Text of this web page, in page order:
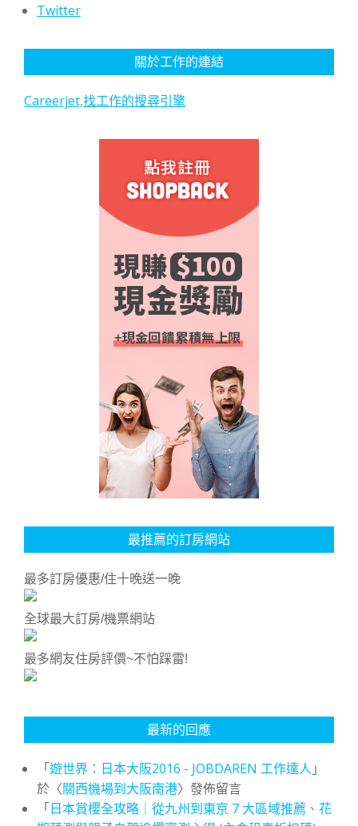
Twitter
關於工作的連結
Careerjet,找工作的搜尋引擎
最推薦的訂房網站
最多訂房優惠/住十晚送一晚
全球最大訂房/機票網站
最多網友住房評價~不怕踩雷!
最新的回應
「遊世界：日本大阪2016 - JOBDAREN 工作達人 」
於〈關西機場到大阪南港〉發佈留言
「日本賞櫻全攻略｜從九州到東京 7 大區域推薦、花